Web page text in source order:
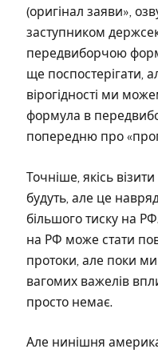
(оригінал заяви»,
заступником
передвиборчою
ще поспостерігати,
вірогідності ми
формула в
попередню про
Точніше, якісь
будуть, але це
більшого тиску на
на РФ може стати
протоки, але поки
вагомих важелів
просто немає.
Але нинішня